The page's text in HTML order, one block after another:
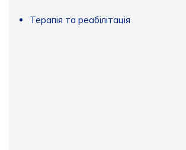
Терапія та реабілітація